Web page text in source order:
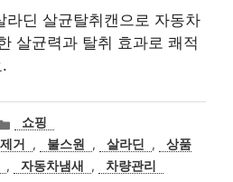
라딘 살균탈취캔으로 자동차
살균력과 탈취 효과로 쾌적
카
테
고
리
쇼핑
거 , 불스원 , 살라딘 ,
상품
, 자동차냄새 , 차량관리